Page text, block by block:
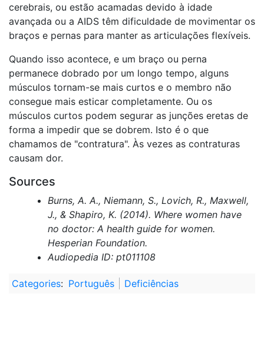
cerebrais, ou estão acamadas devido à idade
avançada ou a AIDS têm dificuldade de movimentar os
braços e pernas para manter as articulações flexíveis.
Quando isso acontece, e um braço ou perna
permanece dobrado por um longo tempo, alguns
músculos tornam-se mais curtos e o membro não
consegue mais esticar completamente. Ou os
músculos curtos podem segurar as junções eretas de
forma a impedir que se dobrem. Isto é o que
chamamos de "contratura". Às vezes as contraturas
causam dor.
Sources
Burns, A. A., Niemann, S., Lovich, R., Maxwell,
J., & Shapiro, K. (2014). Where women have
no doctor: A health guide for women.
Hesperian Foundation.
Audiopedia ID: pt011108
Categories: Português Deficiências